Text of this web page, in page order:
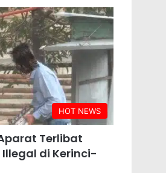
HOT NEWS
Terlibat
Illegal di Kerinci-